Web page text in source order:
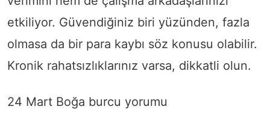
etkiliyor. Güvendiğiniz biri yüzünden, fazla
olmasa da bir para kaybı söz konusu olabilir.
Kronik rahatsızlıklarınız varsa, dikkatli olun.
24 Mart Boğa burcu yorumu